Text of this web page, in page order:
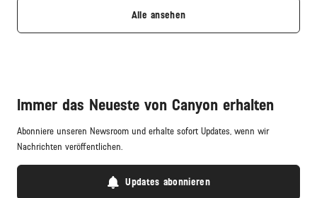
Alle ansehen
Immer das Neueste von Canyon erhalten
Abonniere unseren Newsroom und erhalte sofort Updates, wenn wir
Nachrichten veröffentlichen.
Updates abonnieren